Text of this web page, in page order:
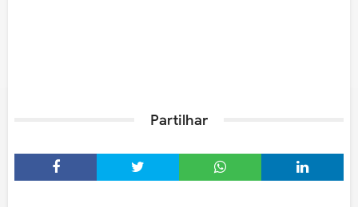
Partilhar